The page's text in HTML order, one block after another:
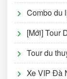
Combo du
[Mới] Tour
Tour du
Xe VIP Đà